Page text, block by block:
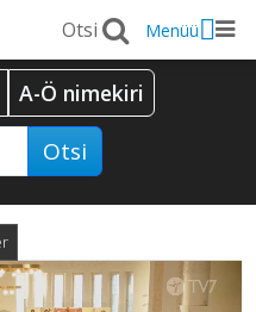
Menüü
A-Ö nimekiri
Otsi